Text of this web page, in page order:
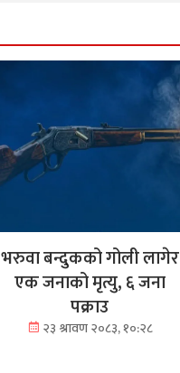
भरुवा बन्दुकको गोली लागेर
एक जनाको मृत्यु, ६ जना
पक्राउ
२३ श्रावण २०८३, १०:२८